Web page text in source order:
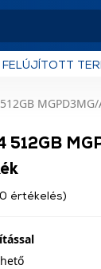
FELÚJÍTOTT
512GB
értékelés)